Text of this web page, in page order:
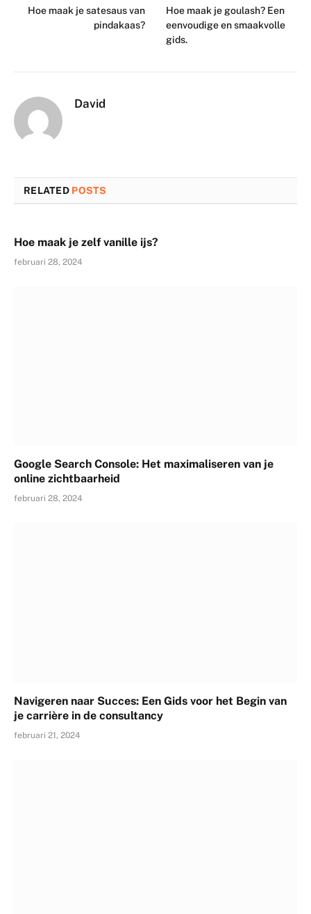
Hoe maak je satesaus van
pindakaas?
Hoe maak je goulash? Een
eenvoudige en smaakvolle
gids.
David
RELATED POSTS
Hoe maak je zelf vanille ijs?
februari 28, 2024
Google Search Console: Het maximaliseren van je
online zichtbaarheid
februari 28, 2024
Navigeren naar Succes: Een Gids voor het Begin van
je carrière in de consultancy
februari 21, 2024